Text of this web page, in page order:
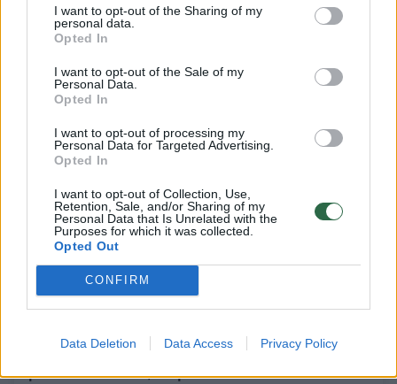
I want to opt-out of the Sharing of my
personal data.
Opted In
I want to opt-out of the Sale of my
Personal Data.
Opted In
I want to opt-out of processing my
Personal Data for Targeted Advertising.
Opted In
I want to opt-out of Collection, Use,
Retention, Sale, and/or Sharing of my
Personal Data that Is Unrelated with the
Purposes for which it was collected.
Opted Out
CONFIRM
Data Deletion Data Access Privacy Policy
pasijaustume geriau?
Gyvenimo būdas
Tapimas tėvais klibina poros santykių
pamatus: būdai, kaip išlikti kartu